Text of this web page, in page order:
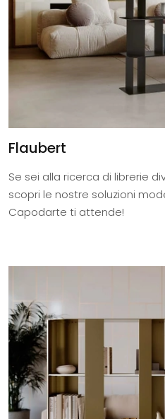
Flaubert
Se sei alla ricerca di librerie
scopri le nostre soluzioni
Capodarte ti attende!